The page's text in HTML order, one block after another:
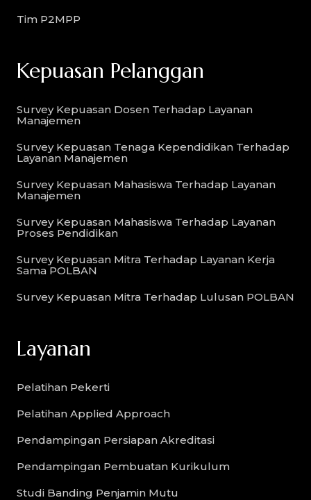
Tim P2MPP
Kepuasan Pelanggan
Survey Kepuasan Dosen Terhadap Layanan
Manajemen
Survey Kepuasan Tenaga Kependidikan Terhadap
Layanan Manajemen
Survey Kepuasan Mahasiswa Terhadap Layanan
Manajemen
Survey Kepuasan Mahasiswa Terhadap Layanan
Proses Pendidikan
Survey Kepuasan Mitra Terhadap Layanan Kerja
Sama POLBAN
Survey Kepuasan Mitra Terhadap Lulusan POLBAN
Layanan
Pelatihan Pekerti
Pelatihan Applied Approach
Pendampingan Persiapan Akreditasi
Pendampingan Pembuatan Kurikulum
Studi Banding Penjamin Mutu